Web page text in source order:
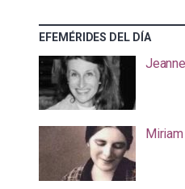
EFEMÉRIDES DEL DÍA